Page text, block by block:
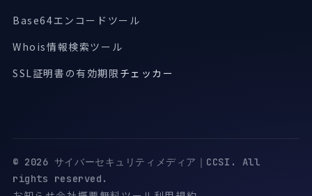
Base64エンコードツール
Whois情報検索ツール
SSL証明書の有効期限 チェッカー
© 2026 サイバーセキュリティメディア｜CCSI. All
rights reserved.